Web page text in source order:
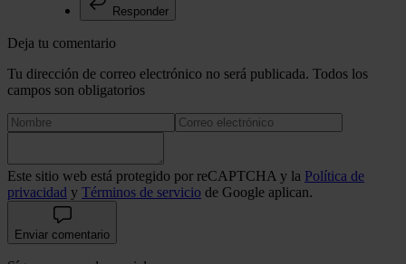
Responder
Deja tu comentario
Tu dirección de correo electrónico no será publicada. Todos los
campos son obligatorios
Este sitio web está protegido por reCAPTCHA y la Política de
privacidad y Términos de servicio de Google aplican.
Enviar comentario